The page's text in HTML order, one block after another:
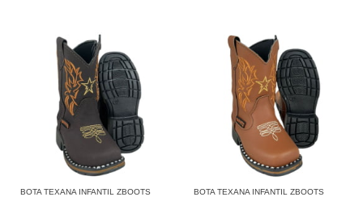
BOTA TEXANA INFANTIL ZBOOTS
BOTA TEXANA INFANTIL ZBOOTS